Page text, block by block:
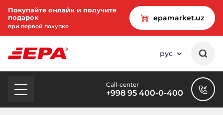
Покупайте онлайн и получите
подарок
при первой покупке
epamarket.uz
рус
Call-center
+998 95 400-0-400